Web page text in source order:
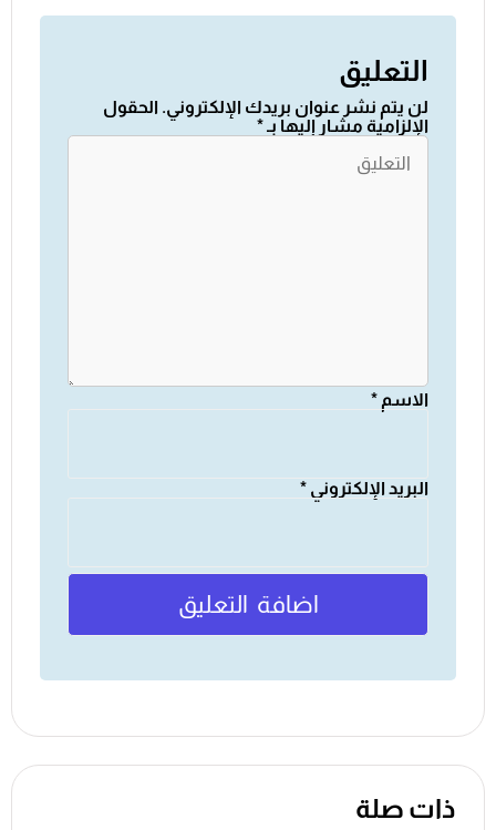
التعليق
لن يتم نشر عنوان بريدك الإلكتروني. الحقول
الإلزامية مشار إليها بـ*
الاسم *
البريد الإلكتروني *
ذات صلة